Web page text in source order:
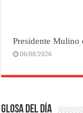
Presidente
06/08/2026
Glosa del Día